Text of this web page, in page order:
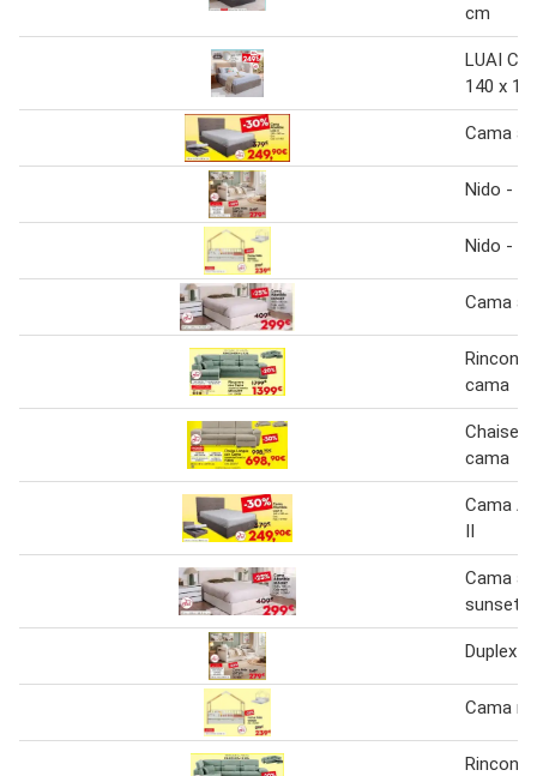
cm
LUAI
140 x
Cama
Nido -
Nido -
Cama
cama
Chaise
cama
Cama
II
Cama
sunset
Duplex
Cama